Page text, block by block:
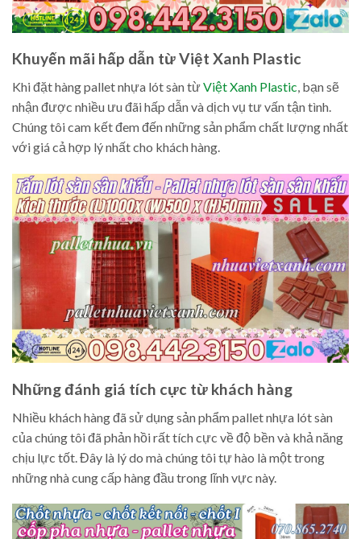
Khuyến mãi hấp dẫn từ Việt Xanh Plastic
Khi đặt hàng pallet nhựa lót sàn từViệt Xanh Plastic, bạn sẽ
nhận được nhiều ưu đãi hấp dẫn và dịch vụ tư vấn tận tình.
Chúng tôi cam kết đem đến những sản phẩm chất lượng nhất
với giá cả hợp lý nhất cho khách hàng.
Những đánh giá tích cực từ khách hàng
Nhiều khách hàng đã sử dụng sản phẩm pallet nhựa lót sàn
của chúng tôi đã phản hồi rất tích cực về độ bền và khả năng
chịu lực tốt. Đây là lý do mà chúng tôi tự hào là một trong
những nhà cung cấp hàng đầu trong lĩnh vực này.